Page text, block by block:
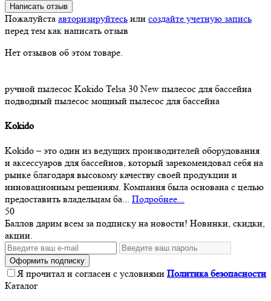
Написать отзыв
Пожалуйста авторизируйтесь или создайте учетную запись
перед тем как написать отзыв
Нет отзывов об этом товаре.
ручной пылесос Kokido Telsa 30 New пылесос для бассейна
подводный пылесос мощный пылесос для бассейна
Kokido
Kokido – это один из ведущих производителей оборудования
и аксессуаров для бассейнов, который зарекомендовал себя на
рынке благодаря высокому качеству своей продукции и
инновационным решениям. Компания была основана с целью
предоставить владельцам ба... Подробнее...
50
Баллов дарим всем за подписку на новости! Новинки, скидки,
акции.
Оформить подписку
Я прочитал и согласен с условиями Политика безопасности
Каталог